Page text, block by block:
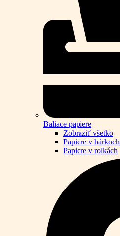
Baliace papiere
Zobraziť všetko
Papiere v hárkoch
Papiere v rolkách